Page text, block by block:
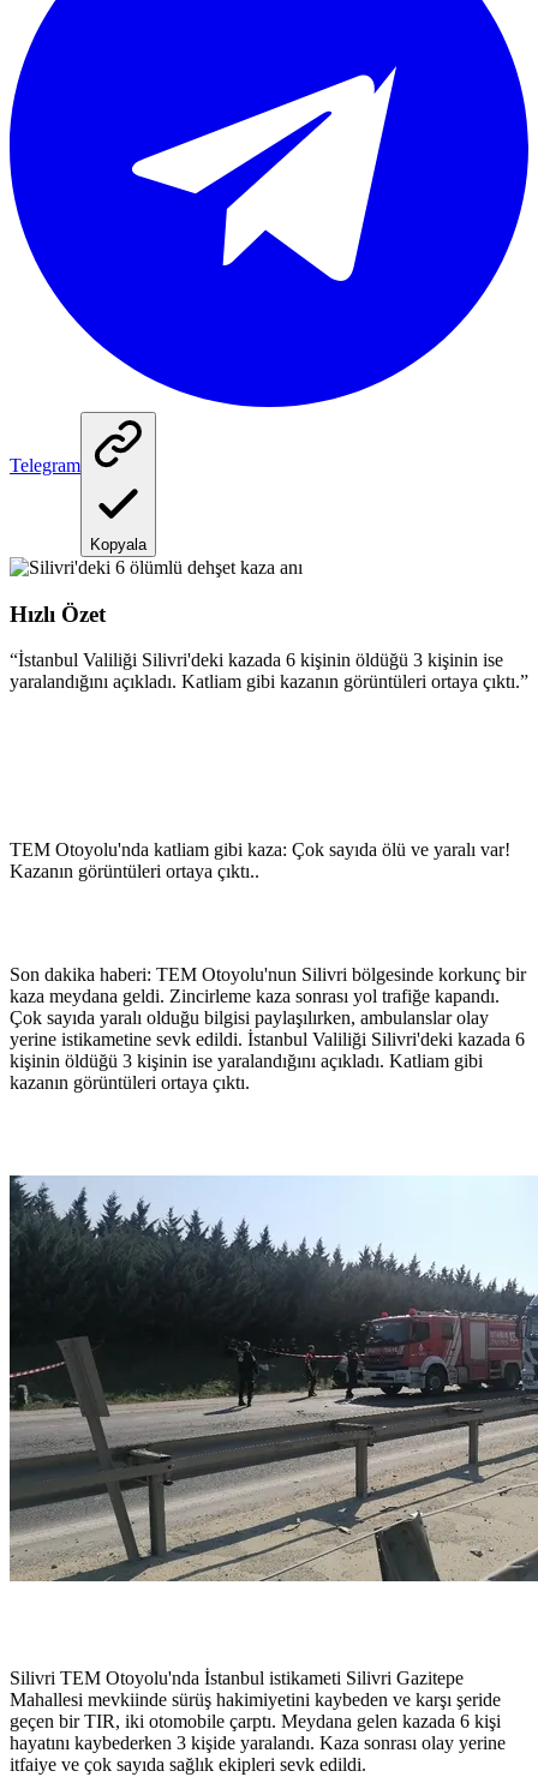
Telegram
Kopyala
Hızlı Özet
“İstanbul Valiliği Silivri'deki kazada 6 kişinin öldüğü 3 kişinin ise
yaralandığını açıkladı. Katliam gibi kazanın görüntüleri ortaya çıktı.”
TEM Otoyolu'nda katliam gibi kaza: Çok sayıda ölü ve yaralı var!
Kazanın görüntüleri ortaya çıktı..
Son dakika haberi: TEM Otoyolu'nun Silivri bölgesinde korkunç bir
kaza meydana geldi. Zincirleme kaza sonrası yol trafiğe kapandı.
Çok sayıda yaralı olduğu bilgisi paylaşılırken, ambulanslar olay
yerine istikametine sevk edildi. İstanbul Valiliği Silivri'deki kazada 6
kişinin öldüğü 3 kişinin ise yaralandığını açıkladı. Katliam gibi
kazanın görüntüleri ortaya çıktı.
Silivri TEM Otoyolu'nda İstanbul istikameti Silivri Gazitepe
Mahallesi mevkiinde sürüş hakimiyetini kaybeden ve karşı şeride
geçen bir TIR, iki otomobile çarptı. Meydana gelen kazada 6 kişi
hayatını kaybederken 3 kişide yaralandı. Kaza sonrası olay yerine
itfaiye ve çok sayıda sağlık ekipleri sevk edildi.